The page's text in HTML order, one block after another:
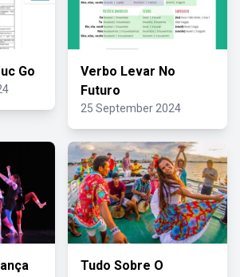
Go
Verbo Levar No
Futuro
25 September 2024
Tudo Sobre O